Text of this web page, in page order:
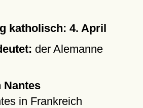
katholisch: 4. April
der Alemanne
Nantes
in Frankreich